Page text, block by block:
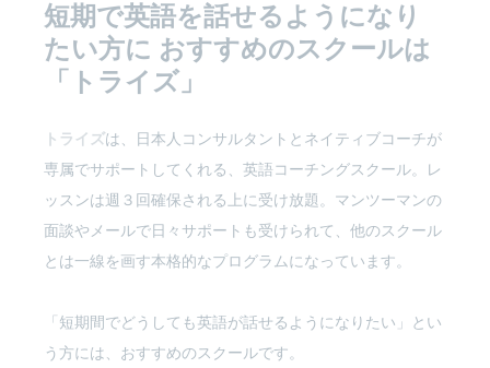
短期で英語を話せるようになり
たい方に おすすめのスクールは
「トライズ」
トライズは、日本人コンサルタントとネイティブコーチが
専属でサポートしてくれる、英語コーチングスクール。レ
ッスンは週３回確保される上に受け放題。マンツーマンの
面談やメールで日々サポートも受けられて、他のスクール
とは一線を画す本格的なプログラムになっています。
「短期間でどうしても英語が話せるようになりたい」とい
う方には、おすすめのスクールです。